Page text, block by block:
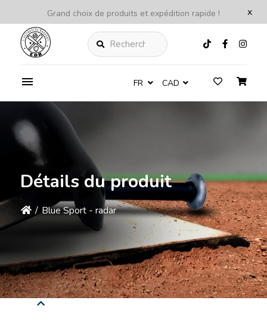
x
Grand choix de produits et expédition rapide !
Rechercher
FR CAD
Détails du produit
/ Blue Sport - radar